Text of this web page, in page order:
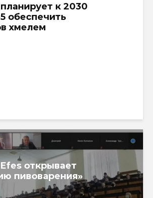
к 2030
обеспечить
хмелем
открывает
пивоварения»